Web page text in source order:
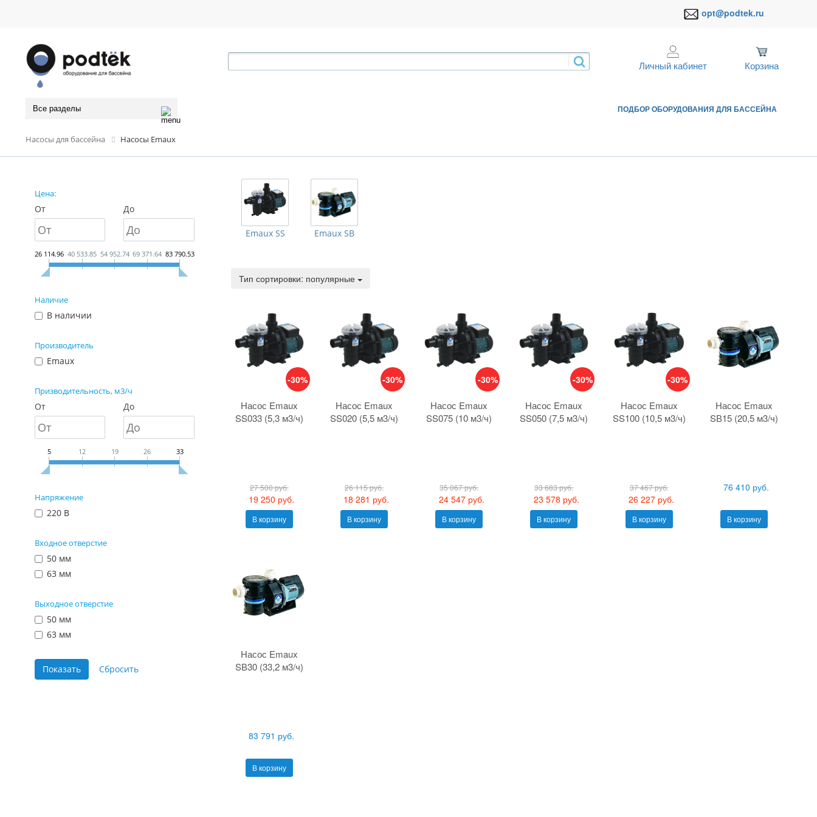
opt@podtek.ru
Личный кабинет Корзина
Все разделы ПОДБОР ОБОРУДОВАНИЯ ДЛЯ БАССЕЙНА
Насосы для бассейна Насосы Emaux
Цена:
От До
26 114.96 40 533.85 54 952.74 69 371.64 83 790.53
Наличие
В наличии
Производитель
Emaux
Призводительность, м3/ч
От До
5 12 19 26 33
Напряжение
220 В
Входное отверстие
50 мм
63 мм
Выходное отверстие
50 мм
63 мм
Emaux SS Emaux SВ
Тип сортировки: популярные
-30%
Насос Emaux
SS033 (5,3 м3/ч)
27 500 руб.
19 250 руб.
В корзину
-30%
Насос Emaux
SS020 (5,5 м3/ч)
26 115 руб.
18 281 руб.
В корзину
-30%
Насос Emaux
SS075 (10 м3/ч)
35 067 руб.
24 547 руб.
В корзину
-30%
Насос Emaux
SS050 (7,5 м3/ч)
33 683 руб.
23 578 руб.
В корзину
-30%
Насос Emaux
SS100 (10,5 м3/ч)
37 467 руб.
26 227 руб.
В корзину
Насос Emaux
SВ15 (20,5 м3/ч)
76 410 руб.
В корзину
Насос Emaux
SВ30 (33,2 м3/ч)
83 791 руб.
В корзину